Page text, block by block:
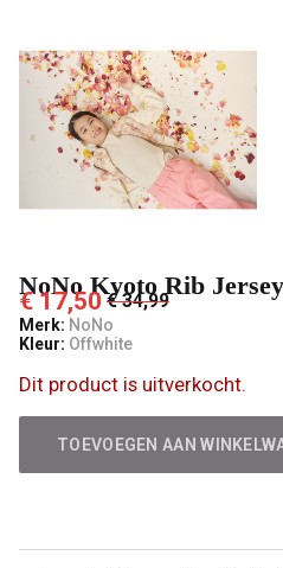
't
Pashuiske
NoNo Kyoto Rib
€ 17,50 € 34,99
Merk: NoNo
Kleur: Offwhite
Dit product is uitverkocht.
TOEVOEGEN AAN